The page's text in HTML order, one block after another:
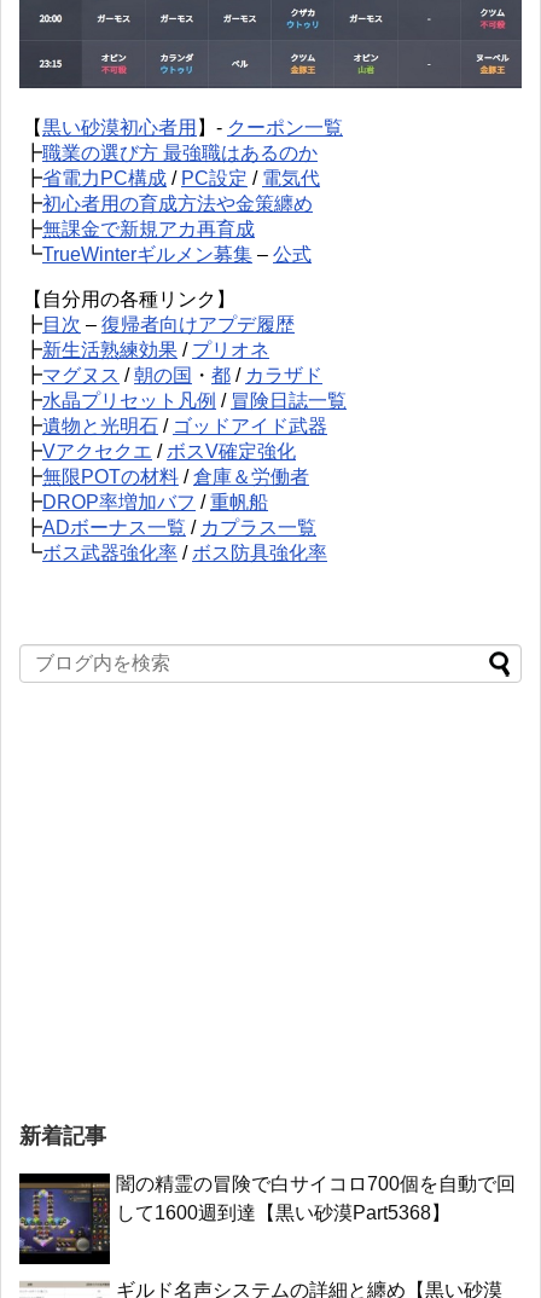
【黒い砂漠初心者用 】- クーポン一覧
┣職業の選び方 最強職はあるのか
┣省電力PC構成 / PC設定 / 電気代
┣初心者用の育成方法や金策纏め
┣無課金で新規アカ再育成
┗TrueWinterギルメン募集 – 公式
【自分用の各種リンク】
┣目次 – 復帰者向けアプデ履歴
┣新生活熟練効果 / プリオネ
┣マグヌス /朝の国 ・ 都 / カラザド
┣水晶プリセット凡例 / 冒険日誌一覧
┣遺物と光明石 / ゴッドアイド武器
┣Vアクセクエ / ボスV確定強化
┣無限POTの材料 /倉庫＆労働者
┣DROP率増加バフ /重帆船
┣ADボーナス一覧 / カプラス一覧
┗ボス武器強化率 / ボス防具強化率
新着記事
闇の精霊の冒険で白サイコロ700個を自動で回
して1600週到達【黒い砂漠Part5368】
ギルド名声システムの詳細と纏め【黒い砂漠